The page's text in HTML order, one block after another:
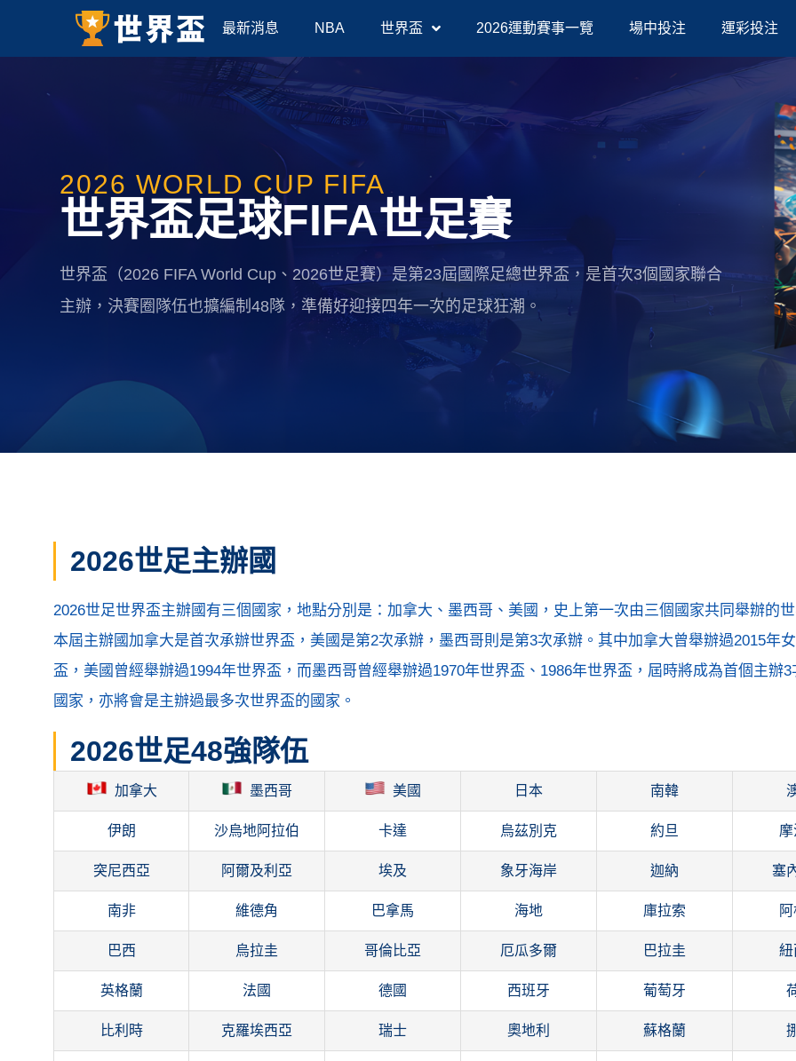
最新消息 NBA 世界盃 2026運動賽事一覽 場中投注 運彩投注
2026 WORLD CUP FIFA
世界盃足球FIFA世足賽
世界盃（2026 FIFA World Cup、2026世足賽）是第23屆國際足總世界盃，是首次3個國家聯合
主辦，決賽圈隊伍也擴編制48隊，準備好迎接四年一次的足球狂潮。
2026世足主辦國
2026世足世界盃主辦國有三個國家，地點分別是：加拿大、墨西哥、美國，史上第一次由三個國家共同舉辦的
本屆主辦國加拿大是首次承辦世界盃，美國是第2次承辦，墨西哥則是第3次承辦。其中加拿大曾舉辦過2015年
盃，美國曾經舉辦過1994年世界盃，而墨西哥曾經舉辦過1970年世界盃、1986年世界盃，屆時將成為首個主辦
國家，亦將會是主辦過最多次世界盃的國家。
2026世足48強隊伍
加拿大 墨西哥 美國 日本 南韓
伊朗 沙烏地阿拉伯 卡達 烏茲別克 約旦
突尼西亞 阿爾及利亞 埃及 象牙海岸 迦納 塞
南非 維德角 巴拿馬 海地 庫拉索
巴西 烏拉圭 哥倫比亞 厄瓜多爾 巴拉圭 紐
英格蘭 法國 德國 西班牙 葡萄牙
比利時 克羅埃西亞 瑞士 奧地利 蘇格蘭